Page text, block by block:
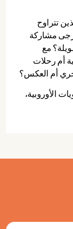
تتراوح
يرجى مشاركة
مع
أم رحلات
أم العكس؟
الأوروبية،